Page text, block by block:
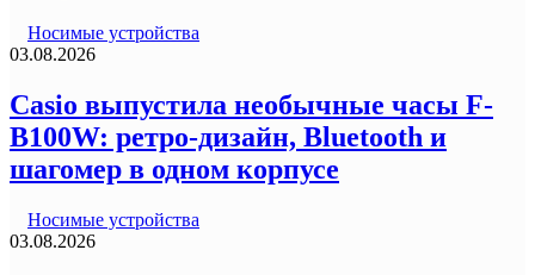
Носимые устройства
03.08.2026
Casio выпустила необычные часы F-
B100W: ретро-дизайн, Bluetooth и
шагомер в одном корпусе
Носимые устройства
03.08.2026